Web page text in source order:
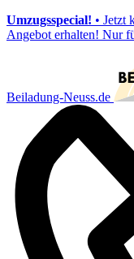
Umzugsspecial! • Jetzt
Angebot erhalten! Nur
Beiladung-Neuss.de